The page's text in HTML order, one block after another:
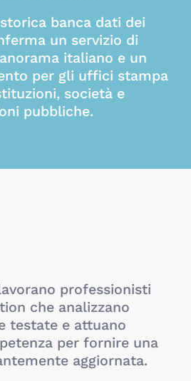
banca dati dei
un servizio di
italiano e un
per gli uffici stampa
società e
pubbliche.
professionisti
che analizzano
testate e attuano
per fornire una
aggiornata.